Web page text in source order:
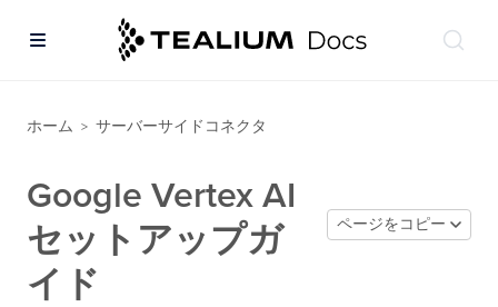
ホーム > サーバーサイドコネクタ
Google Vertex AI
セットアップガ
イド
ページをコピー